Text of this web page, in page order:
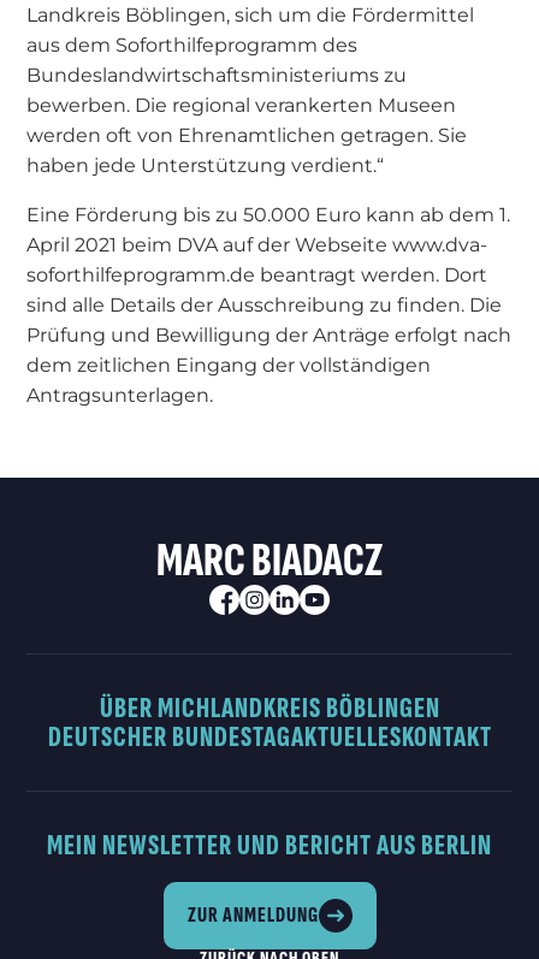
Landkreis Böblingen, sich um die Fördermittel
aus dem Soforthilfeprogramm des
Bundeslandwirtschaftsministeriums zu
bewerben. Die regional verankerten Museen
werden oft von Ehrenamtlichen getragen. Sie
haben jede Unterstützung verdient.“
Eine Förderung bis zu 50.000 Euro kann ab dem 1.
April 2021 beim DVA auf der Webseite www.dva-
soforthilfeprogramm.de beantragt werden. Dort
sind alle Details der Ausschreibung zu finden. Die
Prüfung und Bewilligung der Anträge erfolgt nach
dem zeitlichen Eingang der vollständigen
Antragsunterlagen.
MARC BIADACZ
ÜBER MICHLANDKREIS BÖBLINGEN
DEUTSCHER BUNDESTAGAKTUELLESKONTAKT
MEIN NEWSLETTER UND BERICHT AUS BERLIN
ZUR ANMELDUNG